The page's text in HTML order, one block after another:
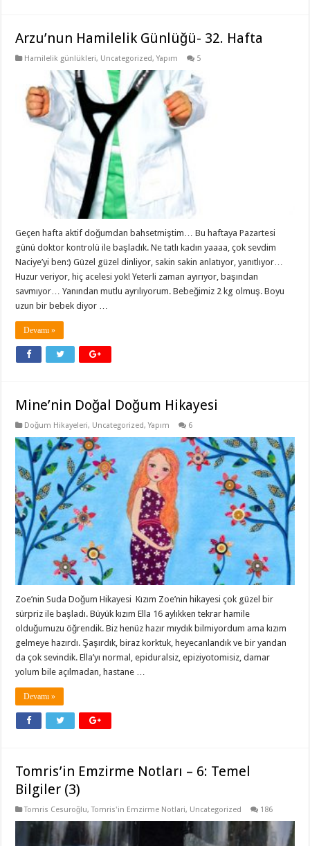
Arzu’nun Hamilelik Günlüğü- 32. Hafta
Hamilelik günlükleri, Uncategorized,Yapım 5
Geçen hafta aktif doğumdan bahsetmiştim… Bu haftaya Pazartesi
günü doktor kontrolü ile başladık. Ne tatlı kadın yaaaa, çok sevdim
Naciye’yi ben:) Güzel güzel dinliyor, sakin sakin anlatıyor, yanıtlıyor…
Huzur veriyor, hiç acelesi yok! Yeterli zaman ayırıyor, başından
savmıyor… Yanından mutlu ayrılıyorum. Bebeğimiz 2 kg olmuş. Boyu
uzun bir bebek diyor …
Devamı »
Mine’nin Doğal Doğum Hikayesi
Doğum Hikayeleri, Uncategorized,Yapım 6
Zoe’nin Suda Doğum Hikayesi Kızım Zoe’nin hikayesi çok güzel bir
sürpriz ile başladı. Büyük kızım Ella 16 aylıkken tekrar hamile
olduğumuzu öğrendik. Biz henüz hazır mıydık bilmiyordum ama kızım
gelmeye hazırdı. Şaşırdık, biraz korktuk, heyecanlandık ve bir yandan
da çok sevindik. Ella’yı normal, epiduralsiz, epiziyotomisiz, damar
yolum bile açılmadan, hastane …
Devamı »
Tomris’in Emzirme Notları – 6: Temel
Bilgiler (3)
Tomris Cesuroğlu,Tomris'in Emzirme Notlari, Uncategorized 186